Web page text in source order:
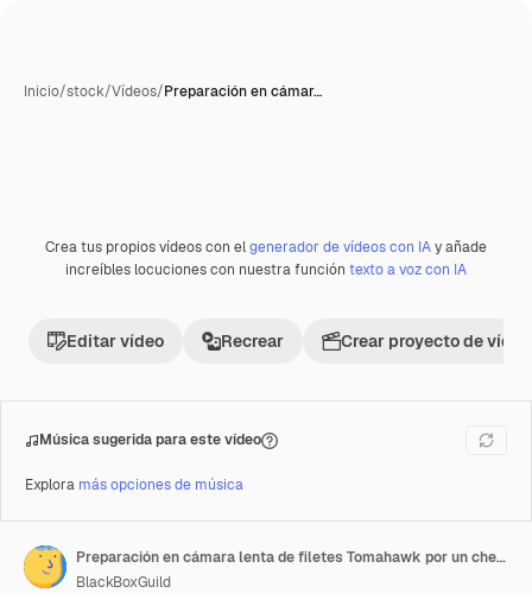
Inicio/stock/Vídeos/Preparación en cámar…
Premium
Crea tus propios vídeos con elgenerador de vídeos con IAy añade
increíbles locuciones con nuestra función texto a voz con IA
Editar vídeo Recrear Crear proyecto de vídeo
Música sugerida para este vídeo
Explora más opciones de música
Preparación en cámara lenta de filetes Tomahawk por un chef profesional en la cocina de un restaurante.
BlackBoxGuild